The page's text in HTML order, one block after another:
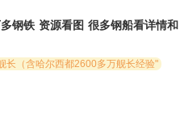
钢铁 资源看图 很多钢船看详情和
月 保罗 雷诺保 其余都
吉野黑
75艘 8金：93艘 7金：57艘 8传奇舰长（含哈尔西都2600多万舰长经验"